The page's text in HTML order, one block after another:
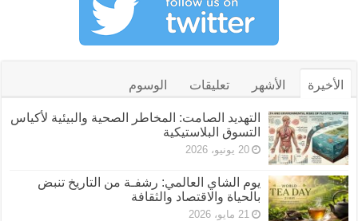
الأخيرة الأشهر تعليقات الوسوم
التهديد الصامت: المخاطر الصحية والبيئية لأكياس
التسوق البلاستيكية
20 يونيو، 2026
يوم الشاي العالمي: رشفـة من التاريخ تنبض
بالحياة والاقتصاد والثقافة
21 مايو، 2026